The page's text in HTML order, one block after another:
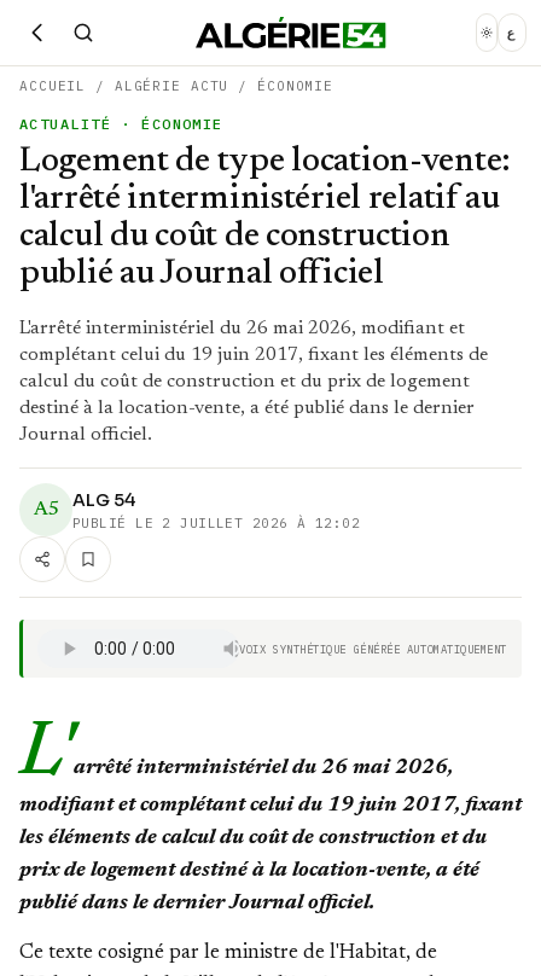
ع
ACCUEIL / ALGÉRIE ACTU / ÉCONOMIE
ACTUALITÉ · ÉCONOMIE
Logement de type location-vente:
l'arrêté interministériel relatif au
calcul du coût de construction
publié au Journal officiel
L'arrêté interministériel du 26 mai 2026, modifiant et
complétant celui du 19 juin 2017, fixant les éléments de
calcul du coût de construction et du prix de logement
destiné à la location-vente, a été publié dans le dernier
Journal officiel.
A5 ALG 54
PUBLIÉ LE 2 JUILLET 2026 À 12:02
VOIX SYNTHÉTIQUE GÉNÉRÉE AUTOMATIQUEMENT
L'arrêté interministériel du 26 mai 2026,
modifiant et complétant celui du 19 juin 2017, fixant
les éléments de calcul du coût de construction et du
prix de logement destiné à la location-vente, a été
publié dans le dernier Journal officiel.
Ce texte cosigné par le ministre de l'Habitat, de